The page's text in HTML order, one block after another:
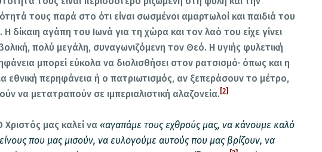
τους παρά στο ότι είναι σωσμένοι αμαρτωλοί και παιδιά του
Η δίκαιη αγάπη του Ιωνά για τη χώρα και τον λαό του είχε γίνει
πολύ μεγάλη, συναγωνιζόμενη τον Θεό. Η υγιής φυλετική
μπορεί εύκολα να διολισθήσει στον ρατσισμό· όπως και η
εθνική περηφάνεια ή ο πατριωτισμός, αν ξεπεράσουν το μέτρο,
να μετατραπούν σε ιμπεριαλιστική αλαζονεία. [2]
μας καλεί να«αγαπάμε τους εχθρούς μας, να κάνουμε καλό
που μας μισούν, να ευλογούμε αυτούς που μας βρίζουν, να